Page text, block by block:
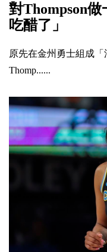
對Thompson
吃醋了」
原先在金州勇士組成「
Thomp......